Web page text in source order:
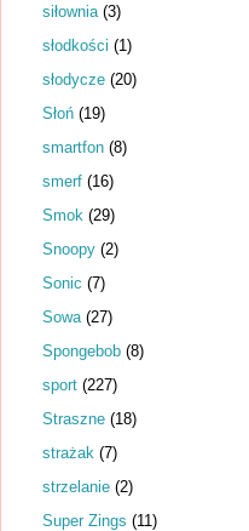
siłownia (3)
słodkości (1)
słodycze (20)
Słoń (19)
smartfon (8)
smerf (16)
Smok (29)
Snoopy (2)
Sonic (7)
Sowa (27)
Spongebob (8)
sport (227)
Straszne (18)
strażak (7)
strzelanie (2)
Super Zings (11)